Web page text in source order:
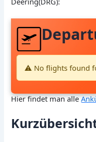
⚠️ No flights found
Hier findet man alle